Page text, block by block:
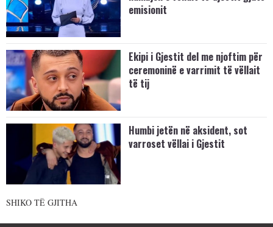
emisionit
Ekipi i Gjestit del me njoftim për
ceremoninë e varrimit të vëllait
të tij
Humbi jetën në aksident, sot
varroset vëllai i Gjestit
SHIKO TË GJITHA